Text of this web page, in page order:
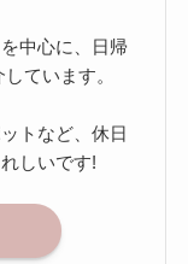
中心に、日帰
ています。
トなど、休日
しいです!